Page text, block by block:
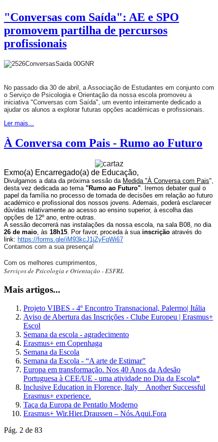
"Conversas com Saída": AE e SPO
promovem partilha de percursos
profissionais
No passado dia 30 de abril, a Associação de Estudantes em conjunto com
o Serviço de Psicologia e Orientação da nossa escola promoveu a
iniciativa "Conversas com Saída", um evento inteiramente dedicado a
ajudar os alunos a explorar futuras opções académicas e profissionais.
Ler mais...
À Conversa com Pais - Rumo ao Futuro
Exmo(a) Encarregado(a) de Educação,
Divulgamos a data da próxima sessão da Medida "À Conversa com Pais",
desta vez dedicada ao tema "Rumo ao Futuro"
Iremos debater qual o
papel da família no processo de tomada de decisões em relação ao futuro
académico e profissional dos nossos jovens. Ademais, poderá esclarecer
dúvidas relativamente ao acesso ao ensino superior, à escolha das
opções de 12º ano, entre outras.
A sessão decorrerá nas instalações da nossa escola, na sala B08, no dia
26 de maio , às 18h15 Por favor, proceda à sua inscrição através do
link: https://forms.gle/iM93kcJ1jZyFqWi67
Contamos com a sua presença!
Com os melhores cumprimentos,
Serviços de Psicologia e Orientação - ESFRL
Mais artigos...
Projeto VIBES - 4º Encontro Transnacional, Palermo| Itália
Aviso de Abertura das Inscrições - Clube Europeu | Erasmus+
Escol
Semana da escola - agradecimento
Erasmus+ em Copenhaga
Semana da Escola
Semana da Escola - “A arte de Estimar”
Europa em transformação. Nos 40 Anos da Adesão
Portuguesa à CEE/UE - uma atividade no Dia da Escola*
Inclusive Education in Florence, Italy _ Another Successful
Erasmus+ experience.
Taça da Europa de Pentatlo Moderno
Erasmus+ Wir.Hier.Draussen – Nós.Aqui.Fora
Pág. 2 de 83